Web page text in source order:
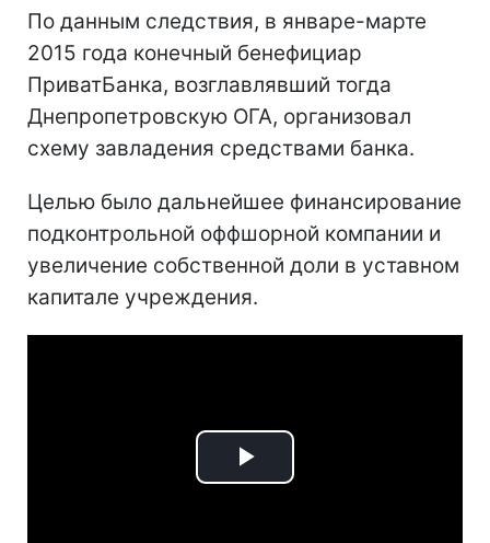
По данным следствия, в январе-марте
2015 года конечный бенефициар
ПриватБанка, возглавлявший тогда
Днепропетровскую ОГА, организовал
схему завладения средствами банка.
Целью было дальнейшее финансирование
подконтрольной оффшорной компании и
увеличение собственной доли в уставном
капитале учреждения.
Play